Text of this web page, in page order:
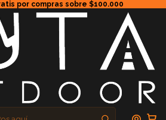
por compras sobre $100.000